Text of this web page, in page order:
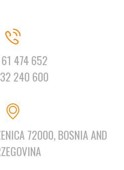
474 652
240 600
72000, BOSNIA AND